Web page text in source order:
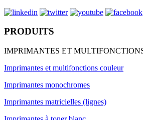
PRODUITS
IMPRIMANTES ET
Imprimantes et multifonctions couleur
Imprimantes monochromes
Imprimantes matricielles (lignes)